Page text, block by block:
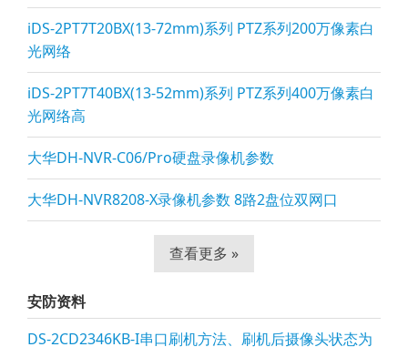
iDS-2PT7T20BX(13-72mm)系列 PTZ系列200万像素白
光网络
iDS-2PT7T40BX(13-52mm)系列 PTZ系列400万像素白
光网络高
大华DH-NVR-C06/Pro硬盘录像机参数
大华DH-NVR8208-X录像机参数 8路2盘位双网口
查看更多 »
安防资料
DS-2CD2346KB-I串口刷机方法、刷机后摄像头状态为